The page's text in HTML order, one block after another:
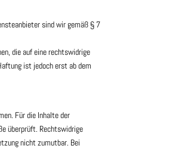
sind wir gemäß § 7
die auf eine rechtswidrige
ist jedoch erst ab dem
Für die Inhalte der
überprüft. Rechtswidrige
nicht zumutbar. Bei